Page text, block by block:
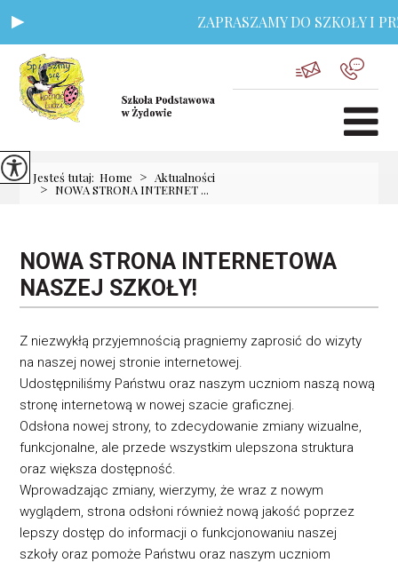
ZAPRASZAMY DO SZKOŁY I
Jesteś tutaj: Home > Aktualności
> NOWA STRONA INTERNET ...
NOWA STRONA INTERNETOWA
NASZEJ SZKOŁY!
Z niezwykłą przyjemnością pragniemy zaprosić do wizyty
na naszej nowej stronie internetowej.
Udostępniliśmy Państwu oraz naszym uczniom naszą nową
stronę internetową w nowej szacie graficznej.
Odsłona nowej strony, to zdecydowanie zmiany wizualne,
funkcjonalne, ale przede wszystkim ulepszona struktura
oraz większa dostępność.
Wprowadzając zmiany, wierzymy, że wraz z nowym
wyglądem, strona odsłoni również nową jakość poprzez
lepszy dostęp do informacji o funkcjonowaniu naszej
szkoły oraz pomoże Państwu oraz naszym uczniom